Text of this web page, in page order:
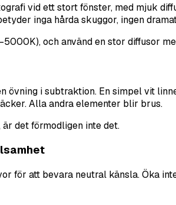
vid ett stort fönster, med mjuk
inga hårda skuggor, ingen
och använd en stor diffusor
i subtraktion. En simpel vit
Alla andra elementer blir brus.
det förmodligen inte det.
för att bevara neutral känsla. Öka